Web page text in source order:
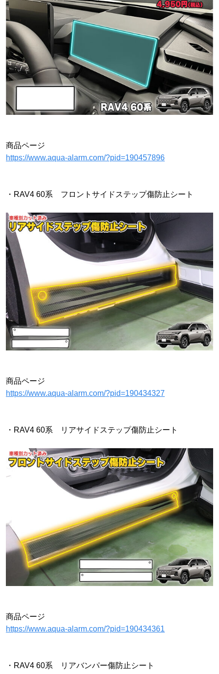
商品ページ
https://www.aqua-alarm.com/?pid=190457896
・RAV4 60系 フロントサイドステップ傷防止シート
商品ページ
https://www.aqua-alarm.com/?pid=190434327
・RAV4 60系 リアサイドステップ傷防止シート
商品ページ
https://www.aqua-alarm.com/?pid=190434361
・RAV4 60系 リアバンパー傷防止シート